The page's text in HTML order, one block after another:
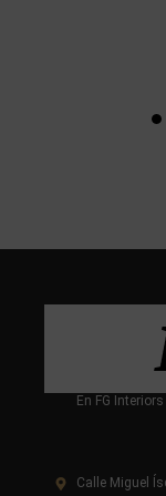
En FG
Calle Miguel